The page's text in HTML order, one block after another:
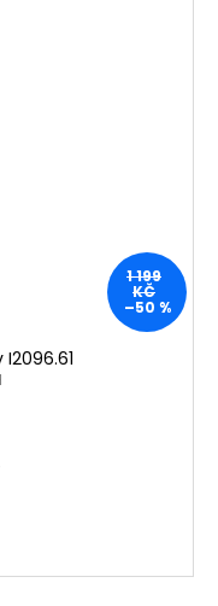
1 199
KČ
–50 %